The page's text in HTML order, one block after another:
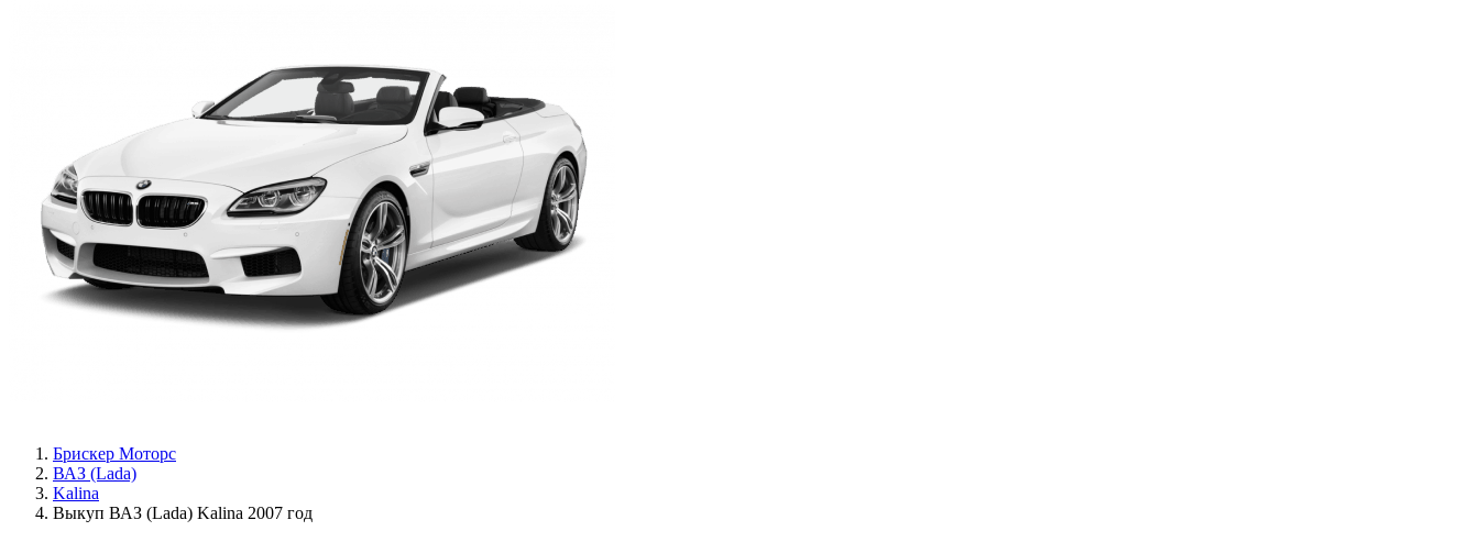
Брискер Моторс
ВАЗ (Lada)
Kalina
Выкуп ВАЗ (Lada) Kalina 2007 год